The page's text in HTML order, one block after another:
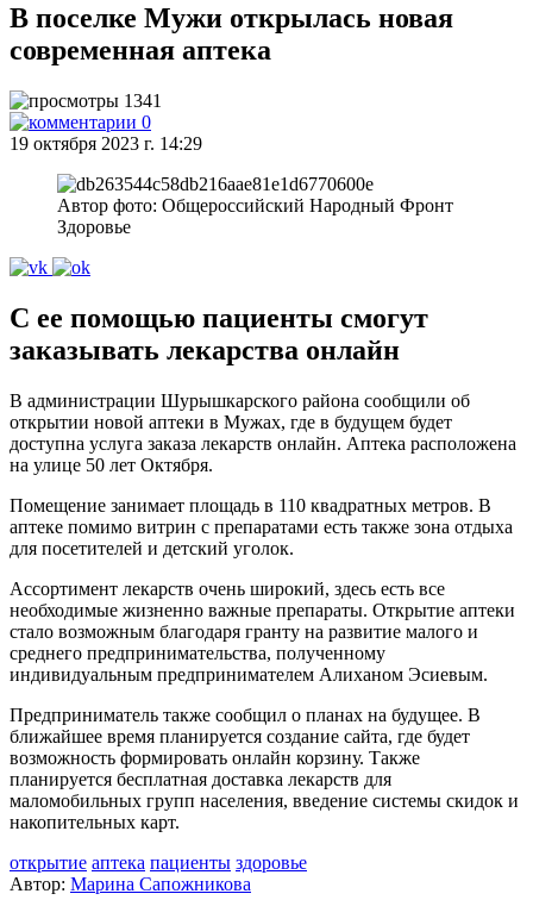
В поселке Мужи открылась новая
современная аптека
1341
0
19 октября 2023 г. 14:29
Автор фото: Общероссийский Народный Фронт
Здоровье
С ее помощью пациенты смогут
заказывать лекарства онлайн
В администрации Шурышкарского района сообщили об
открытии новой аптеки в Мужах, где в будущем будет
доступна услуга заказа лекарств онлайн. Аптека расположена
на улице 50 лет Октября.
Помещение занимает площадь в 110 квадратных метров. В
аптеке помимо витрин с препаратами есть также зона отдыха
для посетителей и детский уголок.
Ассортимент лекарств очень широкий, здесь есть все
необходимые жизненно важные препараты. Открытие аптеки
стало возможным благодаря гранту на развитие малого и
среднего предпринимательства, полученному
индивидуальным предпринимателем Алиханом Эсиевым.
Предприниматель также сообщил о планах на будущее. В
ближайшее время планируется создание сайта, где будет
возможность формировать онлайн корзину. Также
планируется бесплатная доставка лекарств для
маломобильных групп населения, введение системы скидок и
накопительных карт.
открытие аптека пациенты здоровье
Автор: Марина Сапожникова